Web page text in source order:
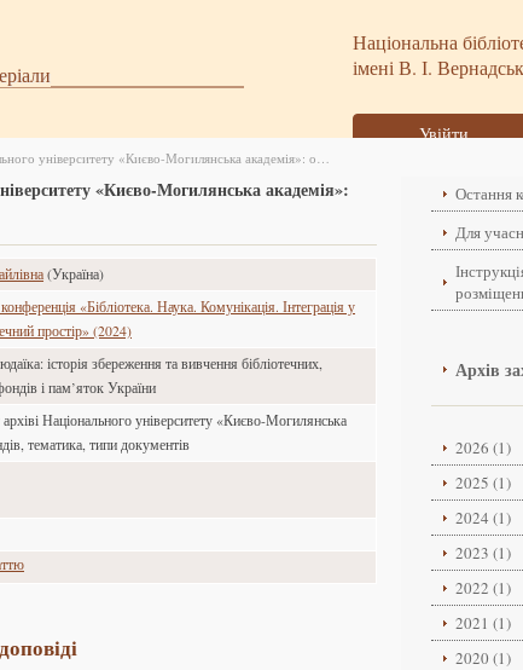
Національна
імені В. І.
Увійти
Юдаїка в Науковому архіві Національного університету «Києво-Могилянська академія»: огляд фондів, тематика, типи документів
«Києво-Могилянська академія»:
(Україна)
«Бібліотека. Наука. Комунікація. Інтеграція у
простір» (2024)
історія збереження та вивчення бібліотечних,
і пам’яток України
Національного університету «Києво-Могилянська
тематика, типи документів
Остання
Для
Архів
2026 (1)
2025 (1)
2024 (1)
2023 (1)
2022 (1)
2021 (1)
2020 (1)